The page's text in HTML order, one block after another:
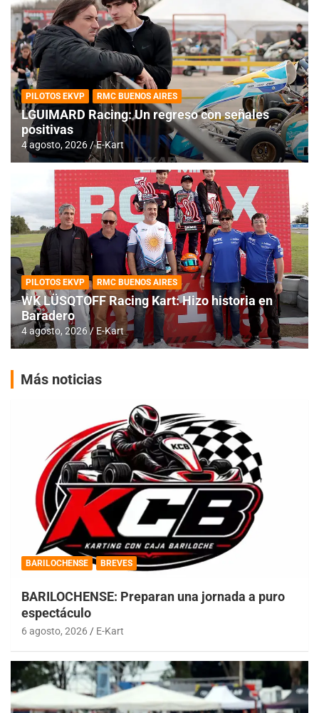
PILOTOS EKVP RMC BUENOS AIRES
LGUIMARD Racing: Un regreso con señales
positivas
4 agosto, 2026 E-Kart
PILOTOS EKVP RMC BUENOS AIRES
WK LÜSQTOFF Racing Kart: Hizo historia en
Baradero
4 agosto, 2026 E-Kart
Más noticias
BARILOCHENSE BREVES
BARILOCHENSE: Preparan una jornada a puro
espectáculo
6 agosto, 2026 E-Kart